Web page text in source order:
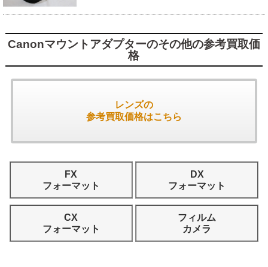
Canonマウントアダプターのその他の参考買取価
格
レンズの
参考買取価格はこちら
FX
フォーマット
DX
フォーマット
CX
フォーマット
フィルム
カメラ